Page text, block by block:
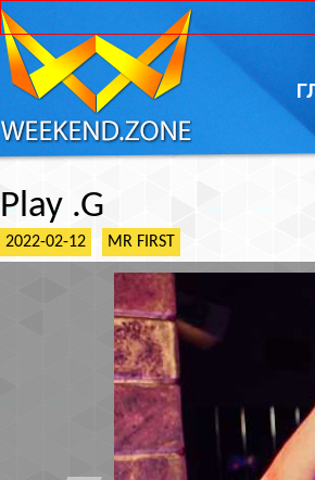
Play .G
2022-02-12 MR FIRST